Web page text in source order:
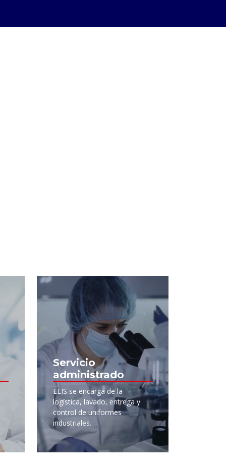
Servicio
administrado
ELIS se encarga de la
logística, lavado, entrega y
control de uniformes
industriales.